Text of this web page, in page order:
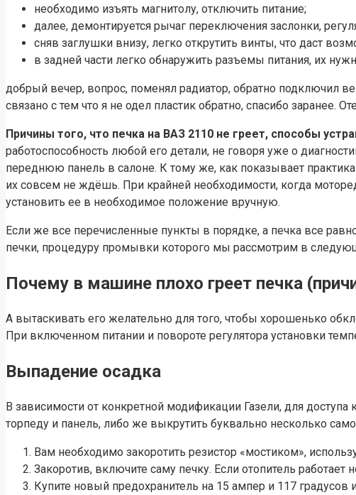
необходимо изъять магнитолу, отключить питание;
далее, демонтируется рычаг переключения заслонки,
сняв заглушки внизу, легко открутить винты, что даст
в задней части легко обнаружить разъемы питания, их
добрый вечер, вопрос, поменял радиатор, обратно подключил
связано с тем что я не одел пластик обратно, спасибо заранее.
Причины того, что печка на ВАЗ 2110 не греет, способы
работоспособность любой его детали, не говоря уже о
переднюю панель в салоне. К тому же, как показывает
их совсем не ждёшь. При крайней необходимости, когда
установить ее в необходимое положение вручную.
Если же все перечисленные пункты в порядке, а печка все
печки, процедуру промывки которого мы рассмотрим в
Почему в машине плохо греет печка
А вытаскивать его желательно для того, чтобы хорошенько
При включенном питании и повороте регулятора установки
Выпадение осадка
В зависимости от конкретной модификации Газели, для
торпеду и панель, либо же выкрутить буквально несколько
Вам необходимо закоротить резистор «мостиком»,
Закоротив, включите саму печку. Если отопитель
Купите новый предохранитель на 15 ампер и 117 градусов